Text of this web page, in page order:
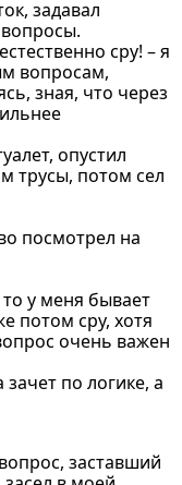
задавал
сру! – я
вопросам,
зная, что через
опустил
трусы, потом сел
посмотрел на
у меня бывает
потом сру, хотя
очень важен
по логике, а
заставший